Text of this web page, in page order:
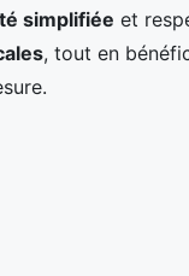
simplifiée et
, tout en